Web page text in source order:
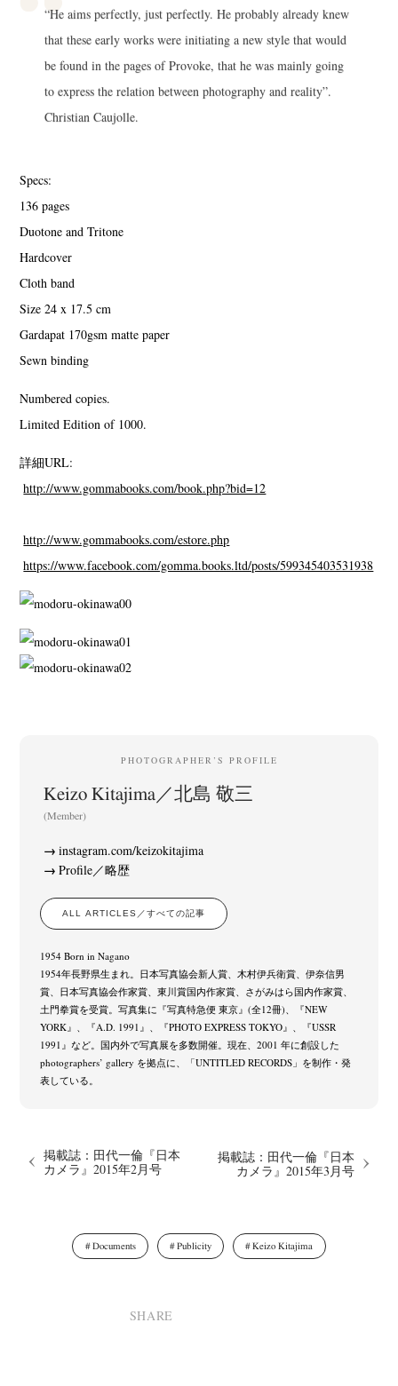
“He aims perfectly, just perfectly. He probably already knew
that these early works were initiating a new style that would
be found in the pages of Provoke, that he was mainly going
to express the relation between photography and reality”.
Christian Caujolle.
Specs:
136 pages
Duotone and Tritone
Hardcover
Cloth band
Size 24 x 17.5 cm
Gardapat 170gsm matte paper
Sewn binding
Numbered copies.
Limited Edition of 1000.
詳細URL:
http://www.gommabooks.com/book.php?bid=12
http://www.gommabooks.com/estore.php
https://www.facebook.com/gomma.books.ltd/posts/599345403531938
PHOTOGRAPHER’S PROFILE
Keizo Kitajima／北島 敬三
(Member)
instagram.com/keizokitajima
Profile／略歴
ALL ARTICLES／すべての記事
1954 Born in Nagano
1954年長野県生まれ。日本写真協会新人賞、木村伊兵衛賞、伊奈信男
賞、日本写真協会作家賞、東川賞国内作家賞、さがみはら国内作家賞、
土門拳賞を受賞。写真集に『写真特急便 東京』(全12冊)、『NEW
YORK』、『A.D. 1991』、『PHOTO EXPRESS TOKYO』、『USSR
1991』など。国内外で写真展を多数開催。現在、2001 年に創設した
photographers’ gallery を拠点に、「UNTITLED RECORDS」を制作・発
表している。
掲載誌：田代一倫『日本
カメラ』2015年2月号
掲載誌：田代一倫『日本
カメラ』2015年3月号
Documents Publicity Keizo Kitajima
SHARE